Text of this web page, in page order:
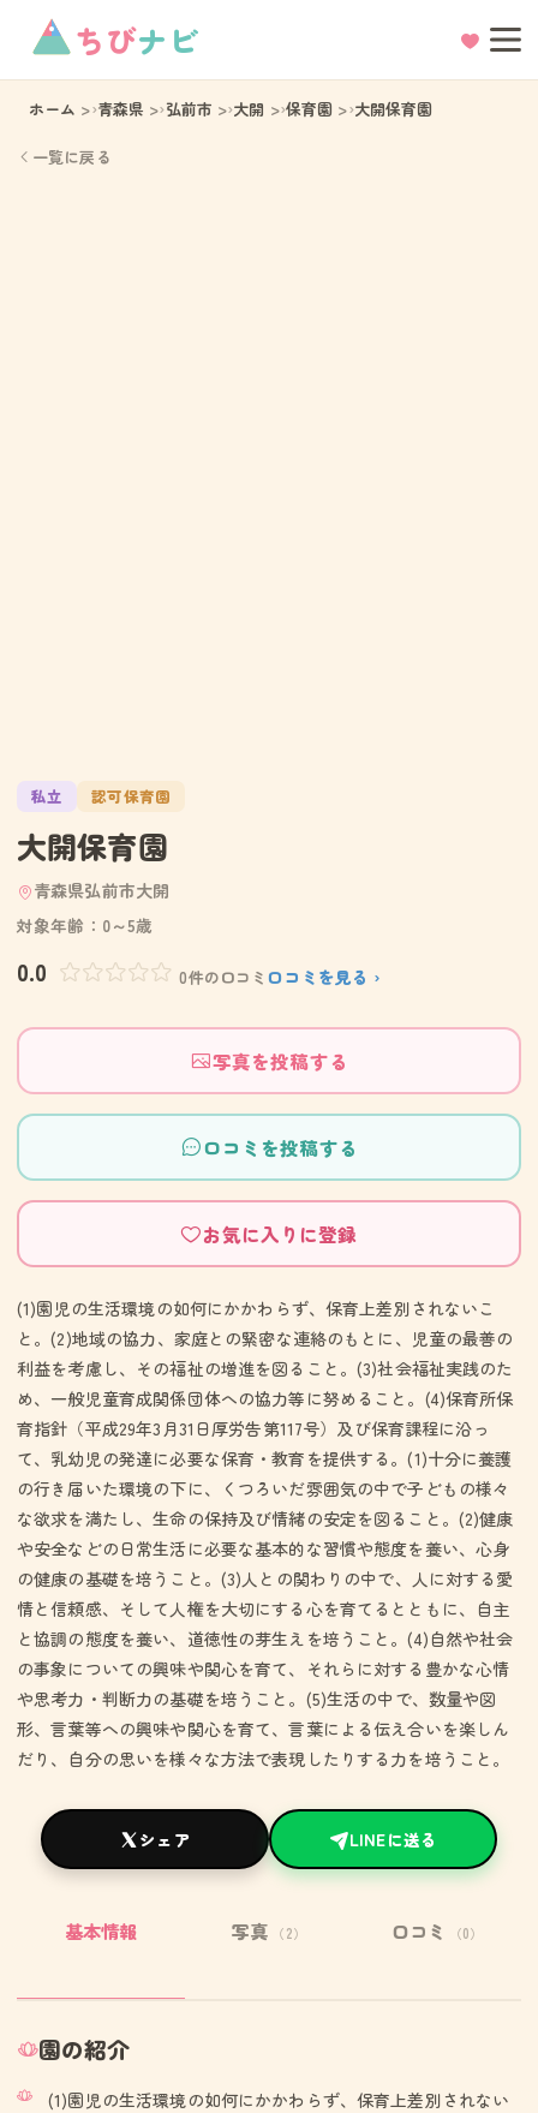
ちびナビ
ホーム 青森県 弘前市 大開 保育園 大開保育園
一覧に戻る
私立 認可保育園
大開保育園
青森県弘前市大開
対象年齢：0～5歳
0.0 0件の口コミ 口コミを見る ›
写真を投稿する
口コミを投稿する
お気に入りに登録
(1)園児の生活環境の如何にかかわらず、保育上差別されないこ
と。(2)地域の協力、家庭との緊密な連絡のもとに、児童の最善の
利益を考慮し、その福祉の増進を図ること。(3)社会福祉実践のた
め、一般児童育成関係団体への協力等に努めること。(4)保育所保
育指針（平成29年3月31日厚労告第117号）及び保育課程に沿っ
て、乳幼児の発達に必要な保育・教育を提供する。(1)十分に養護
の行き届いた環境の下に、くつろいだ雰囲気の中で子どもの様々
な欲求を満たし、生命の保持及び情緒の安定を図ること。(2)健康
や安全などの日常生活に必要な基本的な習慣や態度を養い、心身
の健康の基礎を培うこと。(3)人との関わりの中で、人に対する愛
情と信頼感、そして人権を大切にする心を育てるとともに、自主
と協調の態度を養い、道徳性の芽生えを培うこと。(4)自然や社会
の事象についての興味や関心を育て、それらに対する豊かな心情
や思考力・判断力の基礎を培うこと。(5)生活の中で、数量や図
形、言葉等への興味や関心を育て、言葉による伝え合いを楽しん
だり、自分の思いを様々な方法で表現したりする力を培うこと。
シェア LINEに送る
基本情報 写真 （2） 口コミ （0）
園の紹介
(1)園児の生活環境の如何にかかわらず、保育上差別されない